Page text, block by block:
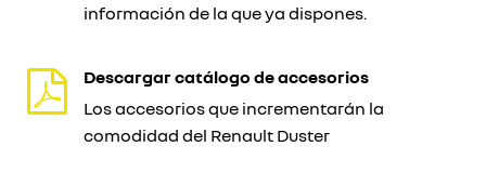
información de la que ya dispones.
Descargar catálogo de accesorios
Los accesorios que incrementarán la
comodidad del Renault Duster